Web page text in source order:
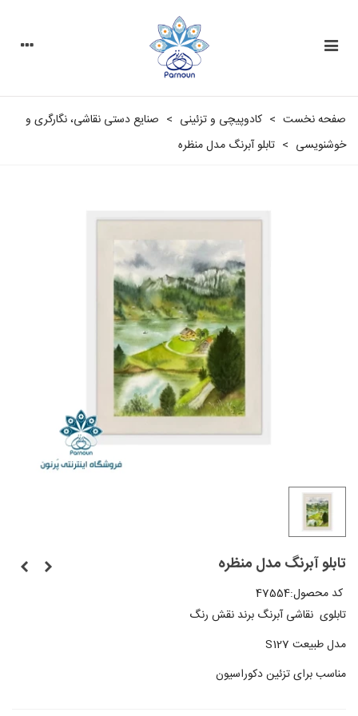
صفحه نخست > کادوپیچی و تزئینی > صنایع دستی نقاشی، نگارگری و
خوشنویسی > تابلو آبرنگ مدل منظره
تابلو آبرنگ مدل منظره
کد محصول:47554
تابلوی نقاشی آبرنگ برند نقش رنگ
مدل طبیعت S127
مناسب برای تزئین دکوراسیون